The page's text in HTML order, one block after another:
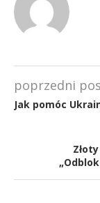
poprzedni
Jak pomóc